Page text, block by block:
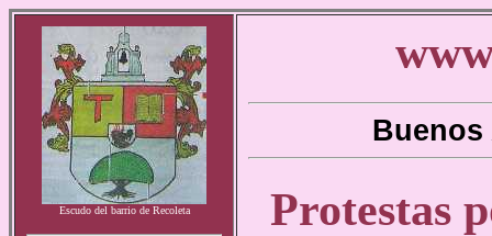
Escudo del barrio de Recoleta
Buenos
Protestas